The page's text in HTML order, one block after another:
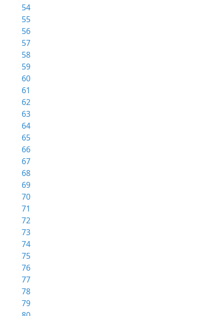
54
55
56
57
58
59
60
61
62
63
64
65
66
67
68
69
70
71
72
73
74
75
76
77
78
79